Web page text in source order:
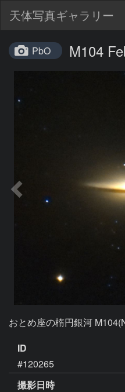
天体写真ギャラリー
PbO M104
おとめ座の楕円銀河
ID
#120265
撮影日時